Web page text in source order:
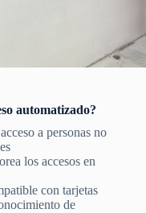
automatizado?
a personas no
los accesos en
con tarjetas
de